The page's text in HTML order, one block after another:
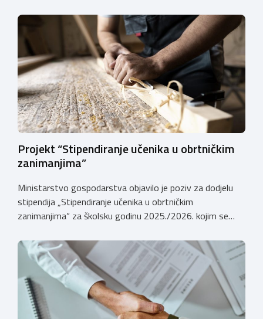
uspješnije plasirati na tržište kroz modernizaciju poslovnih
procesa. Poziv se provodi u okviru PKK 2021. – 2027. Cilj
Poziva je potaknuti uvođenje inovacija procesa i
organizacije poslovanja koje […]
Projekt “Stipendiranje učenika u obrtničkim
zanimanjima”
Ministarstvo gospodarstva objavilo je poziv za dodjelu
stipendija „Stipendiranje učenika u obrtničkim
zanimanjima“ za školsku godinu 2025./2026. kojim se
2025./2026. obrazuju temeljem programa/kurikula u
trogodišnjem trajanju za stjecanje deficitarnih obrtničkih
zanimanja, sukladno Preporukama za obrazovnu upisnu
politiku i politiku stipendiranja za 2025. i 2026. godinu,
Hrvatskog zavoda za zapošljavanje, […]